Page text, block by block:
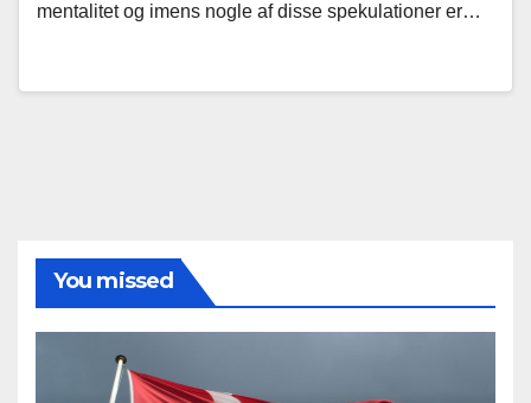
mentalitet og imens nogle af disse spekulationer er…
You missed